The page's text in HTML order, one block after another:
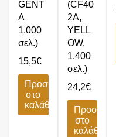
GENT
A
1.000
σελ.)
15,5€
Προσθήκη
στο
καλάθι
(CF40
2A,
YELL
OW,
1.400
σελ.)
24,2€
Προσθήκη
στο
καλάθι